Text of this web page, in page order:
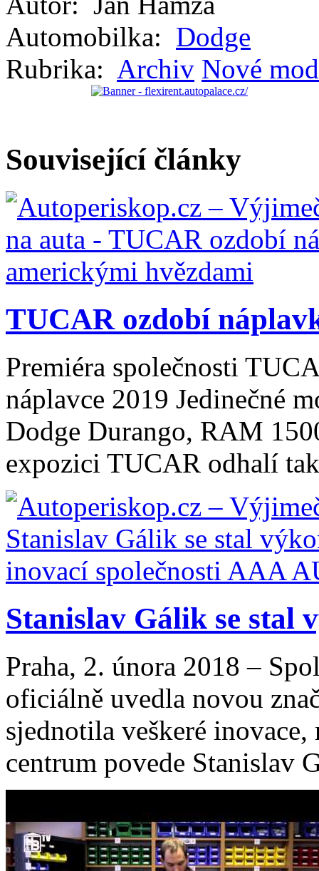
Automobilka: Dodge
Rubrika: Archiv Nové
Související články
TUCAR ozdobí
Premiéra společnosti
náplavce 2019 Jedinečné
Dodge Durango, RAM
expozici TUCAR odhalí
Stanislav Gálik se stal
Praha, 2. února 2018 –
oficiálně uvedla novou
sjednotila veškeré
centrum povede Stanislav